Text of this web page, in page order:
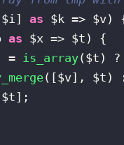
$i] as $k => $v)
as $x => $t )
{
= is_array( $t )
?
( [$v] , $t )
$t] ;